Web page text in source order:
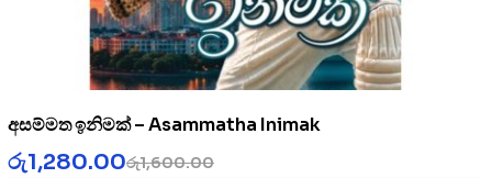
අසම්මත ඉනිමක් – Asammatha Inimak
රු1,600.00
රු1,280.00